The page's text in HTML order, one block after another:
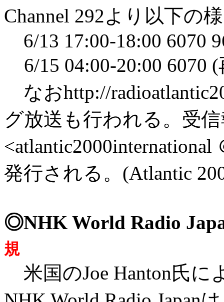
Channel 292より以下の
6/13 17:00-18:00 6070
6/15 04:00-20:00 6070
なおhttp://
グ放送も行われる。受
発行される。(Atlantic
◎NHK World Radio
規
米国のJoe Hanton氏